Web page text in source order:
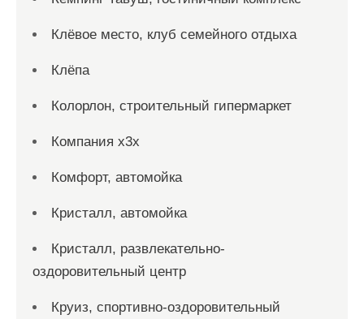
Клёвое место, клуб семейного отдыха
Клёпа
Колорлон, строительный гипермаркет
Компания x3x
Комфорт, автомойка
Кристалл, автомойка
Кристалл, развлекательно-
оздоровительный центр
Круиз, спортивно-оздоровительный